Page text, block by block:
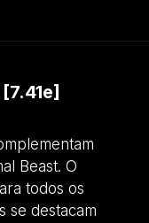
Beast. O
todos os
se destacam